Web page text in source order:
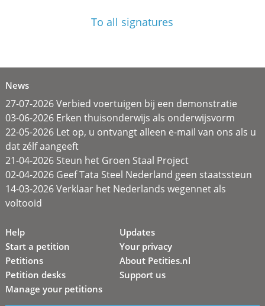
To all signatures
News
27-07-2026 Verbied voertuigen bij een demonstratie
03-06-2026 Erken thuisonderwijs als onderwijsvorm
22-05-2026 Let op, u ontvangt alleen e-mail van ons als u
dat zélf aangeeft
21-04-2026 Steun het Groen Staal Project
02-04-2026 Geef Tata Steel Nederland geen staatssteun
14-03-2026 Verklaar het Nederlands wegennet als
voltooid
Help
Start a petition
Petitions
Petition desks
Manage your petitions
Updates
Your privacy
About Petities.nl
Support us